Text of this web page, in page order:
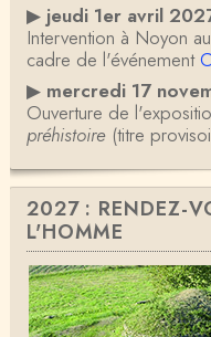
▶ jeudi 1er avril
Intervention à Noyon
cadre de l'événement
▶ mercredi 17
Ouverture de
préhistoire(titre
2027 : RENDEZ-
L'HOMME